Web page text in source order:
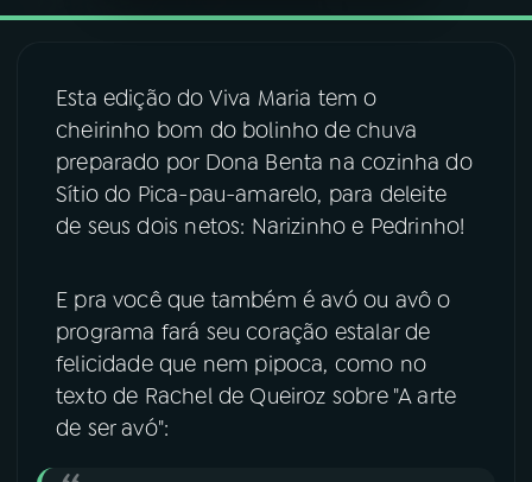
06VIDEOCASTS
07ÚLTIMAS
08FESTIVAL DE MÚSICA
YouTube Facebook
Instagram X
TikTok
Esta edição do Viva Maria tem o
cheirinho bom do bolinho de chuva
preparado por Dona Benta na cozinha do
Sítio do Pica-pau-amarelo, para deleite
de seus dois netos: Narizinho e Pedrinho!
E pra você que também é avó ou avô o
programa fará seu coração estalar de
felicidade que nem pipoca, como no
texto de Rachel de Queiroz sobre "A arte
de ser avó":